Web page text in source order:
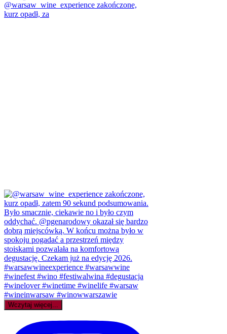
@warsaw_wine_experience zakończone,
kurz opadł, za
Wczytaj więcej...